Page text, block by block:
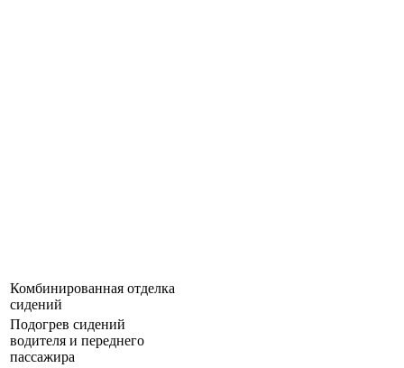
Комбинированная отделка
сидений
Подогрев сидений
водителя и переднего
пассажира